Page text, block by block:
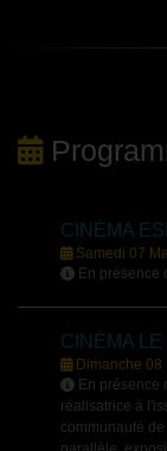
CINÉMA
Samedi 07
En présence
CINÉMA LE
Dimanche 08
En présence
réalisatrice à
communauté